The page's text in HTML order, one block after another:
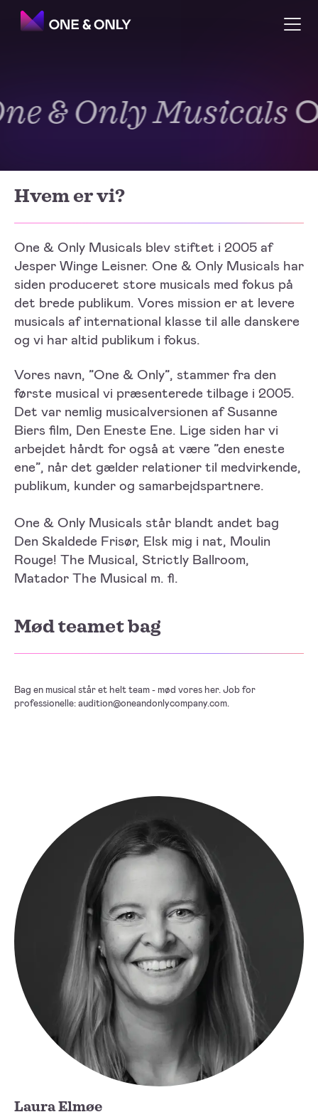
& Only Musicals
Om One & Only Musicals
Om One & Only Musicals
Hvem er vi?
One & Only Musicals blev stiftet i 2005 af
Jesper Winge Leisner. One & Only Musicals har
siden produceret store musicals med fokus på
det brede publikum. Vores mission er at levere
musicals af international klasse til alle danskere
og vi har altid publikum i fokus.
Vores navn, ”One & Only”, stammer fra den
første musical vi præsenterede tilbage i 2005.
Det var nemlig musicalversionen af Susanne
Biers film, Den Eneste Ene. Lige siden har vi
arbejdet hårdt for også at være ”den eneste
ene”, når det gælder relationer til medvirkende,
publikum, kunder og samarbejdspartnere.
One & Only Musicals står blandt andet bag
Den Skaldede Frisør, Elsk mig i nat, Moulin
Rouge! The Musical, Strictly Ballroom,
Matador The Musical m. fl.
Mød teamet bag
Bag en musical står et helt team - mød vores her. Job for
professionelle: audition@oneandonlycompany.com.
Laura Elmøe